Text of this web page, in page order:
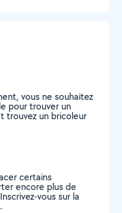
vous ne souhaitez
pour trouver un
trouvez un bricoleur
certains
encore plus de
vous sur la